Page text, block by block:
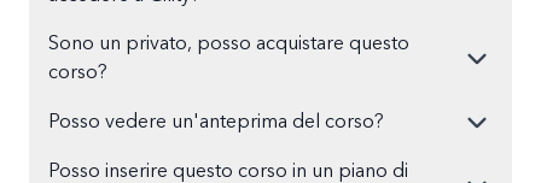
Sono un privato, posso acquistare questo
corso?
Posso vedere un'anteprima del corso?
Posso inserire questo corso in un piano di